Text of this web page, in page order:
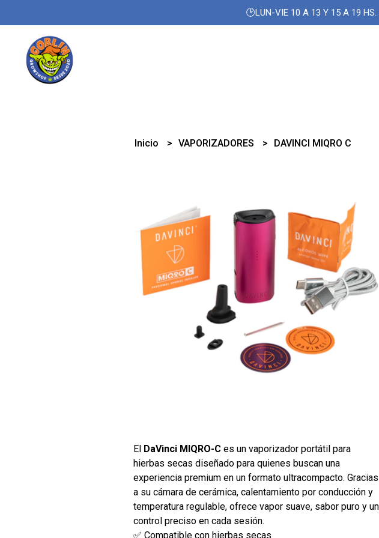
🕑LUN-VIE 10 A 13 Y 15 A 19
Inicio VAPORIZADORES DAVINCI MIQRO C
El DaVinci MIQRO-C es un vaporizador portátil para
hierbas secas diseñado para quienes buscan una
experiencia premium en un formato ultracompacto. Gracias
a su cámara de cerámica, calentamiento por conducción y
temperatura regulable, ofrece vapor suave, sabor puro y un
control preciso en cada sesión.
✅ Compatible con hierbas secas